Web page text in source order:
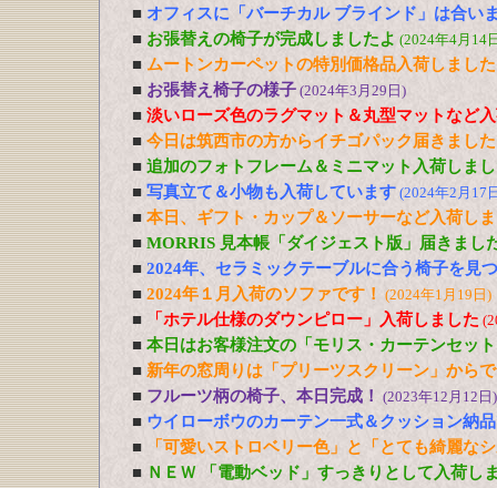
■ オフィスに「バーチカル ブラインド」は合い
■ お張替えの椅子が完成しましたよ (2024年4月14
■ ムートンカーペットの特別価格品入荷しました
■ お張替え椅子の様子 (2024年3月29日)
■ 淡いローズ色のラグマット＆丸型マットなど
■ 今日は筑西市の方からイチゴパック届きました
■ 追加のフォトフレーム＆ミニマット入荷しま
■ 写真立て＆小物も入荷しています (2024年2月17
■ 本日、ギフト・カップ＆ソーサーなど入荷し
■ MORRIS 見本帳「ダイジェスト版」届きまし
■ 2024年、セラミックテーブルに合う椅子を見
■ 2024年１月入荷のソファです！ (2024年1月19日)
■ 「ホテル仕様のダウンピロー」入荷しました
■ 本日はお客様注文の「モリス・カーテンセッ
■ 新年の窓周りは「プリーツスクリーン」から
■ フルーツ柄の椅子、本日完成！ (2023年12月12日)
■ ウイローボウのカーテン一式＆クッション納
■
「可愛いストロベリー色」と「とても綺麗な
■ ＮＥＷ 「電動ベッド」すっきりとして入荷し